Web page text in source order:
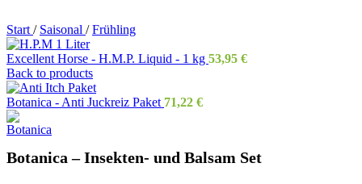
Start / Saisonal / Frühling
Excellent Horse - H.M.P. Liquid - 1 kg 53,95 €
Back to products
Botanica - Anti Juckreiz Paket 71,22 €
Botanica – Insekten- und Balsam Set